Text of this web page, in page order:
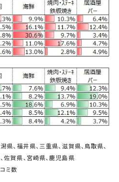
、福井県、三重県、滋賀県、鳥取県、
佐賀県、宮崎県、鹿児島県
ミ数